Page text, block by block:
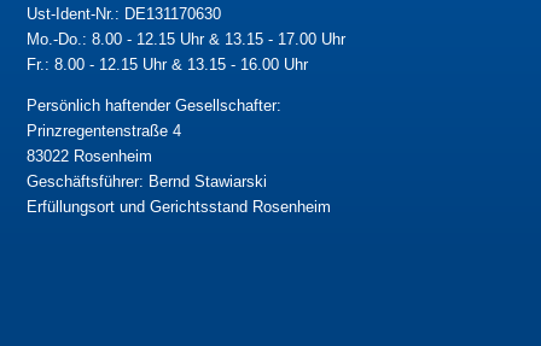
Ust-Ident-Nr.: DE131170630
Mo.-Do.: 8.00 - 12.15 Uhr & 13.15 - 17.00 Uhr
Fr.: 8.00 - 12.15 Uhr & 13.15 - 16.00 Uhr
Persönlich haftender Gesellschafter:
Prinzregentenstraße 4
83022 Rosenheim
Geschäftsführer: Bernd Stawiarski
Erfüllungsort und Gerichtsstand Rosenheim